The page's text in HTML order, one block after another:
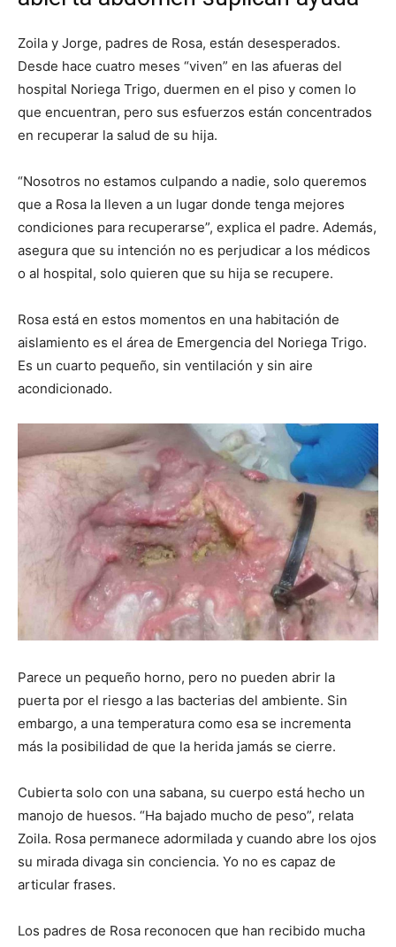
Zoila y Jorge, padres de Rosa, están desesperados.
Desde hace cuatro meses “viven” en las afueras del
hospital Noriega Trigo, duermen en el piso y comen lo
que encuentran, pero sus esfuerzos están concentrados
en recuperar la salud de su hija.
“Nosotros no estamos culpando a nadie, solo queremos
que a Rosa la lleven a un lugar donde tenga mejores
condiciones para recuperarse”, explica el padre. Además,
asegura que su intención no es perjudicar a los médicos
o al hospital, solo quieren que su hija se recupere.
Rosa está en estos momentos en una habitación de
aislamiento es el área de Emergencia del Noriega Trigo.
Es un cuarto pequeño, sin ventilación y sin aire
acondicionado.
Parece un pequeño horno, pero no pueden abrir la
puerta por el riesgo a las bacterias del ambiente. Sin
embargo, a una temperatura como esa se incrementa
más la posibilidad de que la herida jamás se cierre.
Cubierta solo con una sabana, su cuerpo está hecho un
manojo de huesos. “Ha bajado mucho de peso”, relata
Zoila. Rosa permanece adormilada y cuando abre los ojos
su mirada divaga sin conciencia. Yo no es capaz de
articular frases.
Los padres de Rosa reconocen que han recibido mucha